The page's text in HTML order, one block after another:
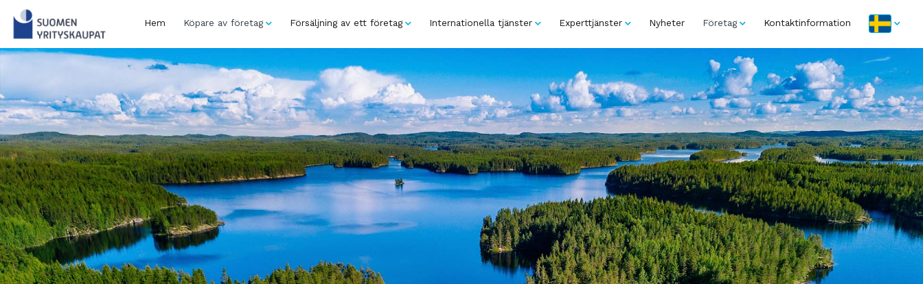
Hem Köpare av företag Försäljning av ett företag Internationella tjänster Experttjänster Nyheter Företag Kontaktinformation